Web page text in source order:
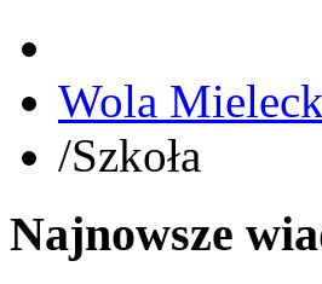
Wola
/Szkoła
Najnowsze